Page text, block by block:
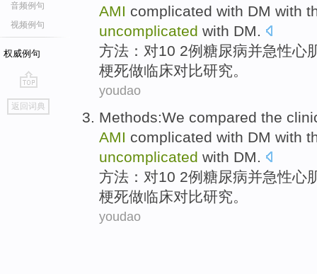
音频例句
视频例句
权威例句
go
top
返回词典
AMI complicated with DM with
uncomplicated with DM.
方法 ：对10 2例 糖尿病并急性心
梗死做临床对比研究。
youdao
Methods:We compared the
AMI complicated with DM with
uncomplicated with DM.
方法 ：对10 2例 糖尿病并急性心
梗死做临床对比研究 。
youdao